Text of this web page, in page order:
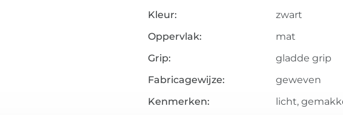
Kleur:
zwart
Oppervlak:
mat
Grip:
gladde grip
Fabricagewijze:
geweven
Kenmerken:
licht,